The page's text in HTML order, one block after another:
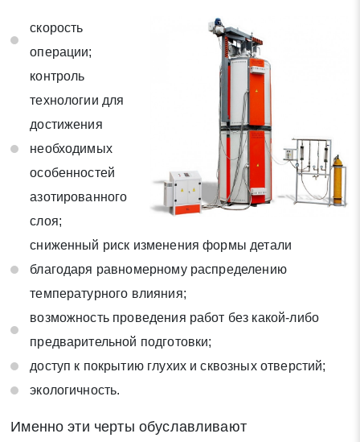
скорость
операции;
контроль
технологии для
достижения
необходимых
особенностей
азотированного
слоя;
сниженный риск изменения формы детали
благодаря равномерному распределению
температурного влияния;
возможность проведения работ без какой-либо
предварительной подготовки;
доступ к покрытию глухих и сквозных отверстий;
экологичность.
Именно эти черты обуславливают
* - обязательные поля для заполнения
Отправить заявку
Нажимая на кнопку «Отправить заявку» Вы даете согласие
на обработку своих персональных данных в соответствии со
статьей 9 Федерального закона от 27 июля 2006 г. N 152-ФЗ
«О персональных данных», а также соглашаетесь на
информационную рассылку по средством e-mail или СМС